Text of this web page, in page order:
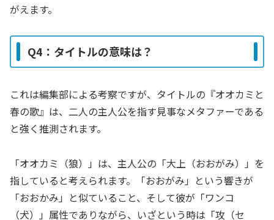
がえます。
Q4：タイトルの意味は？
これは編集部による考察ですが、タイトルの『オオカミと
春の歌』は、二人の主人公を指す見事なメタファーである
と強く推測されます。
「オオカミ（狼）」は、主人公の「大上（おおがみ）」を
指していると考えられます。「おおがみ」という響きが
「おおかみ」と似ていること、そして彼が「ワンコ
（犬）」属性でありながら、いざという時は「攻（セ